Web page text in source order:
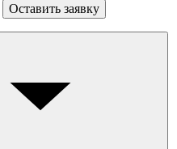
Оставить заявку